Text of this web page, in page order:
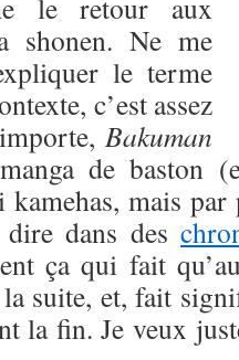
le retour aux
shonen. Ne me
le terme
c’est assez
Bakuman
de baston
mais
dire dans des
ça qui fait
suite, et, fait
la fin. Je veux